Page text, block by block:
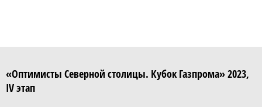
«Оптимисты Северной столицы. Кубок Газпрома» 2023,
IV этап